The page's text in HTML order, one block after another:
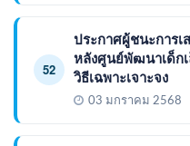
52
ประกาศผู้ชนะการเ
หลังศูนย์พัฒนาเด็ก
วิธีเฉพาะเจาะจง
03 มกราคม 2568